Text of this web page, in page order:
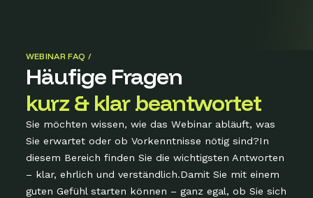
WEBINAR FAQ /
Häufige Fragen
kurz & klar beantwortet
Sie möchten wissen, wie das Webinar abläuft, was
Sie erwartet oder ob Vorkenntnisse nötig sind?In
diesem Bereich finden Sie die wichtigsten Antworten
– klar, ehrlich und verständlich.Damit Sie mit einem
guten Gefühl starten können – ganz egal, ob Sie sich